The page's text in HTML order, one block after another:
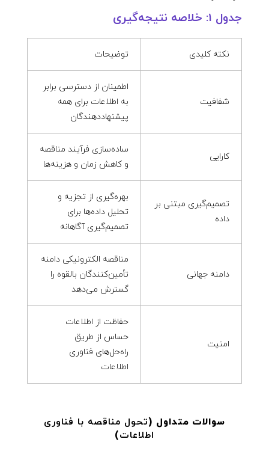
جدول 1: خلاصه نتیجه‌گیری
نکته کلیدی توضیحات
شفافیت
اطمینان از دسترسی برابر
به اطلاعات برای همه
پیشنهاددهندگان
کارایی
ساده‌سازی فرآیند مناقصه
و کاهش زمان و هزینه‌ها
تصمیم‌گیری مبتنی بر
داده
بهره‌گیری از تجزیه و
تحلیل داده‌ها برای
تصمیم‌گیری آگاهانه
دامنه جهانی
مناقصه الکترونیکی دامنه
تأمین‌کنندگان بالقوه را
گسترش می‌دهد
امنیت
حفاظت از اطلاعات
حساس از طریق
راه‌حل‌های فناوری
اطلاعات
سوالات متداول (تحول مناقصه با فناوری
اطلاعات)